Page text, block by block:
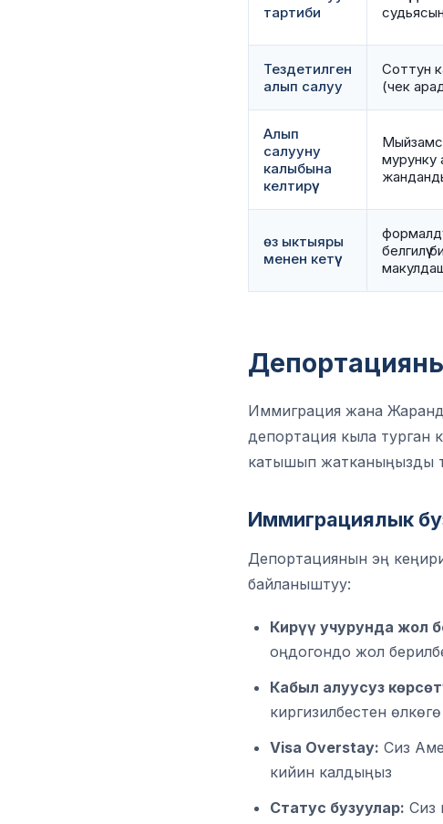
тартиби
Тездетилген
алып салуу
Соттун
(чек
Алып
салууну
калыбына
келтирүү
мурунку
өз ыктыяры
менен кетүү
белгилүү
Иммиграция жана
депортация кыла турган
катышып жатканыңызды
Иммиграциялык
Депортациянын эң
байланыштуу:
Кирүү учурунда жол
оңдогондо жол
Кабыл алуусуз
киргизилбестен
Visa Overstay: Сиз
кийин калдыңыз
Статус бузуулар: Сиз